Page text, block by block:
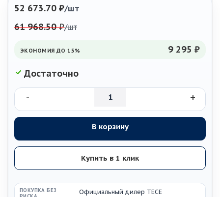
52 673.70 ₽/шт
61 968.50₽/шт
ЭКОНОМИЯ ДО 15% 9 295 ₽
Достаточно
- +
В корзину
Купить в 1 клик
ПОКУПКА БЕЗ
Официальный дилер TECE